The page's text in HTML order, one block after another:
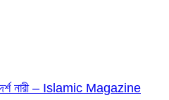
নারী – Islamic Magazine